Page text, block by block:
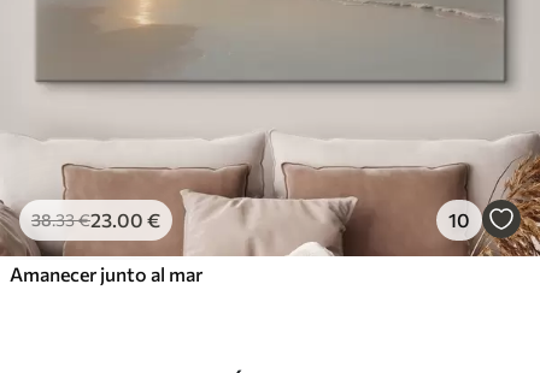
38.33€23.00 € 10
Amanecer junto al mar